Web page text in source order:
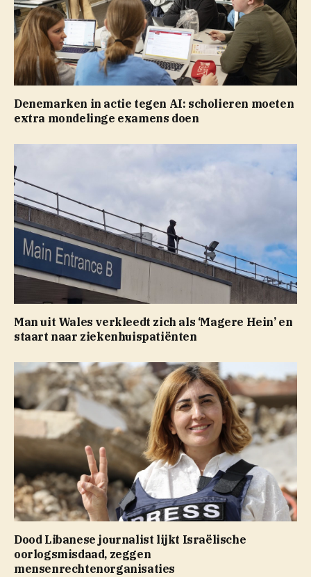
Denemarken in actie tegen AI: scholieren moeten
extra mondelinge examens doen
Man uit Wales verkleedt zich als ‘Magere Hein’ en
staart naar ziekenhuispatiënten
Dood Libanese journalist lijkt Israëlische
oorlogsmisdaad, zeggen
mensenrechtenorganisaties